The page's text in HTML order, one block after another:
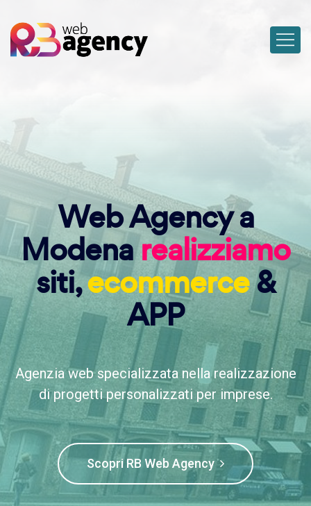
Web Agency a
Modenarealizziamo
siti,ecommerce&
APP
Agenzia web specializzata nella realizzazione
di progetti personalizzati per imprese.
Scopri RB Web Agency